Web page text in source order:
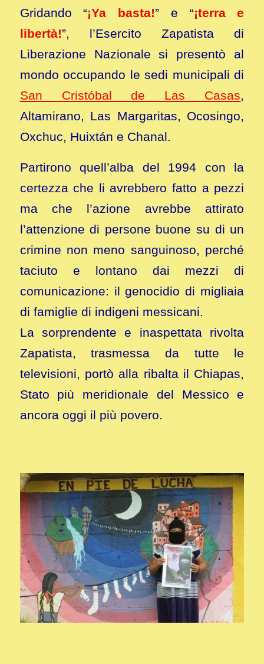
Gridando “¡Ya basta!” e “¡terra e
libertà!”, l’Esercito Zapatista di
Liberazione Nazionale si presentò al
mondo occupando le sedi municipali di
San Cristóbal de Las Casas,
Altamirano, Las Margaritas, Ocosingo,
Oxchuc, Huixtán e Chanal.
Partirono quell’alba del 1994 con la
certezza che li avrebbero fatto a pezzi
ma che l’azione avrebbe attirato
l’attenzione di persone buone su di un
crimine non meno sanguinoso, perché
taciuto e lontano dai mezzi di
comunicazione: il genocidio di migliaia
di famiglie di indigeni messicani.
La sorprendente e inaspettata rivolta
Zapatista, trasmessa da tutte le
televisioni, portò alla ribalta il Chiapas,
Stato più meridionale del Messico e
ancora oggi il più povero.